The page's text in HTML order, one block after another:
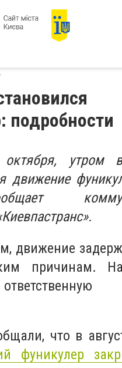
подробности
утром
движение
движение
причинам.
что в
фуникулер